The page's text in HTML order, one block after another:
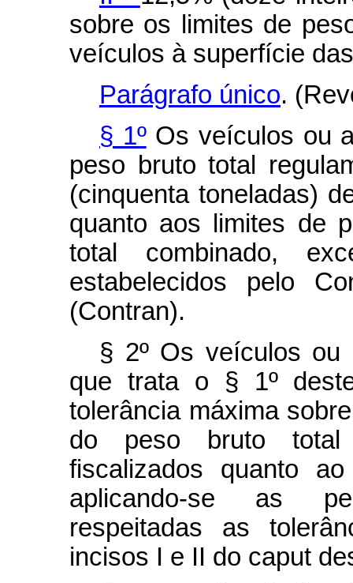
sobre os limites de
veículos à superfície
Parágrafo único.
§ 1ºOs veículos ou
peso bruto total
(cinquenta toneladas)
quanto aos limites de
total combinado,
estabelecidos pelo
(Contran).
§ 2º Os veículos ou
que trata o § 1º
tolerância máxima
do peso bruto total
fiscalizados quanto
aplicando-se as
respeitadas as
incisos I e II do caput